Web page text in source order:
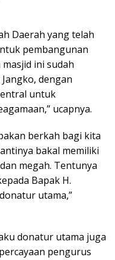
Daerah yang telah
pembangunan
ini sudah
dengan
untuk
ucapnya.
berkah bagi kita
bakal memiliki
megah. Tentunya
Bapak H.
utama,”
donatur utama juga
pengurus